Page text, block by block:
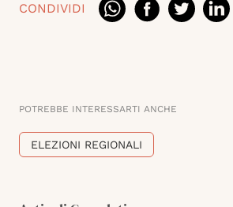
CONDIVIDI
POTREBBE INTERESSARTI ANCHE
ELEZIONI REGIONALI